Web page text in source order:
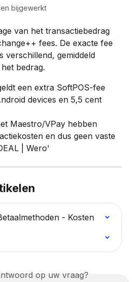
bijgewerkt
van het transactiebedrag
fees. De exacte fee
verschillend, gemiddeld
bedrag.
een extra SoftPOS-fee
devices en 5,5 cent
Maestro/VPay hebben
en dus geen vaste
| Wero'
- Kosten
op uw vraag?